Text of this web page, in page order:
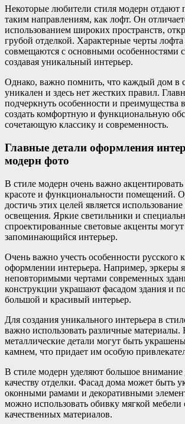
Некоторые любители стиля модерн отдают
таким направлениям, как лофт. Он
использованием широких пространств,
грубой отделкой. Характерные черты лофта
совмещаются с основными особенностями
создавая уникальный интерьер.
Однако, важно помнить, что каждый дом в
уникален и здесь нет жестких правил.
подчеркнуть особенности и преимущества
создать комфортную и функциональную
сочетающую классику и современность.
Главные детали оформления
модерн фото
В стиле модерн очень важно
красоте и функциональности помещений.
достичь этих целей является
освещения. Яркие светильники и
спроектированные световые акценты могут
запоминающийся интерьер.
Очень важно учесть особенности русского
оформлении интерьера. Например, эркеры
неповторимыми чертами современных
конструкции украшают фасадом здания и
большой и красивый интерьер.
Для создания уникального интерьера в
важно использовать различные
металлические детали могут быть
камнем, что придает им особую
В стиле модерн уделяют большое внимание
качеству отделки. Фасад дома может быть
оконными рамами и декоративными
можно использовать обивку мягкой мебели
качественных материалов.